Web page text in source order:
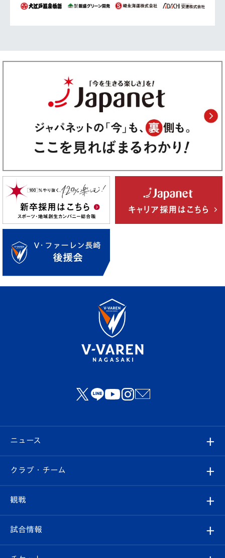
ニュース
すべて
クラブ
試合情報
クラブ・チーム
クラブ概要
観戦
観戦ルール
試合情報